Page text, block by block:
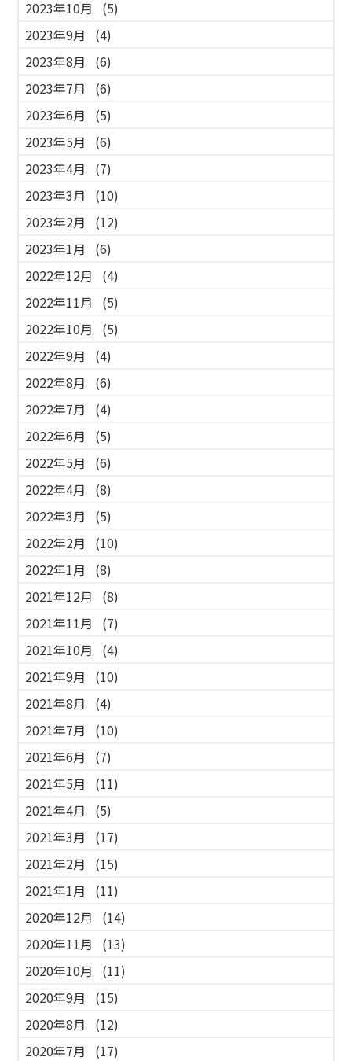
2023年10月
(5)
2023年9月
(4)
2023年8月
(6)
2023年7月
(6)
2023年6月
(5)
2023年5月
(6)
2023年4月
(7)
2023年3月
(10)
2023年2月
(12)
2023年1月
(6)
2022年12月
(4)
2022年11月
(5)
2022年10月
(5)
2022年9月
(4)
2022年8月
(6)
2022年7月
(4)
2022年6月
(5)
2022年5月
(6)
2022年4月
(8)
2022年3月
(5)
2022年2月
(10)
2022年1月
(8)
2021年12月
(8)
2021年11月
(7)
2021年10月
(4)
2021年9月
(10)
2021年8月
(4)
2021年7月
(10)
2021年6月
(7)
2021年5月
(11)
2021年4月
(5)
2021年3月
(17)
2021年2月
(15)
2021年1月
(11)
2020年12月
(14)
2020年11月
(13)
2020年10月
(11)
2020年9月
(15)
2020年8月
(12)
2020年7月
(17)